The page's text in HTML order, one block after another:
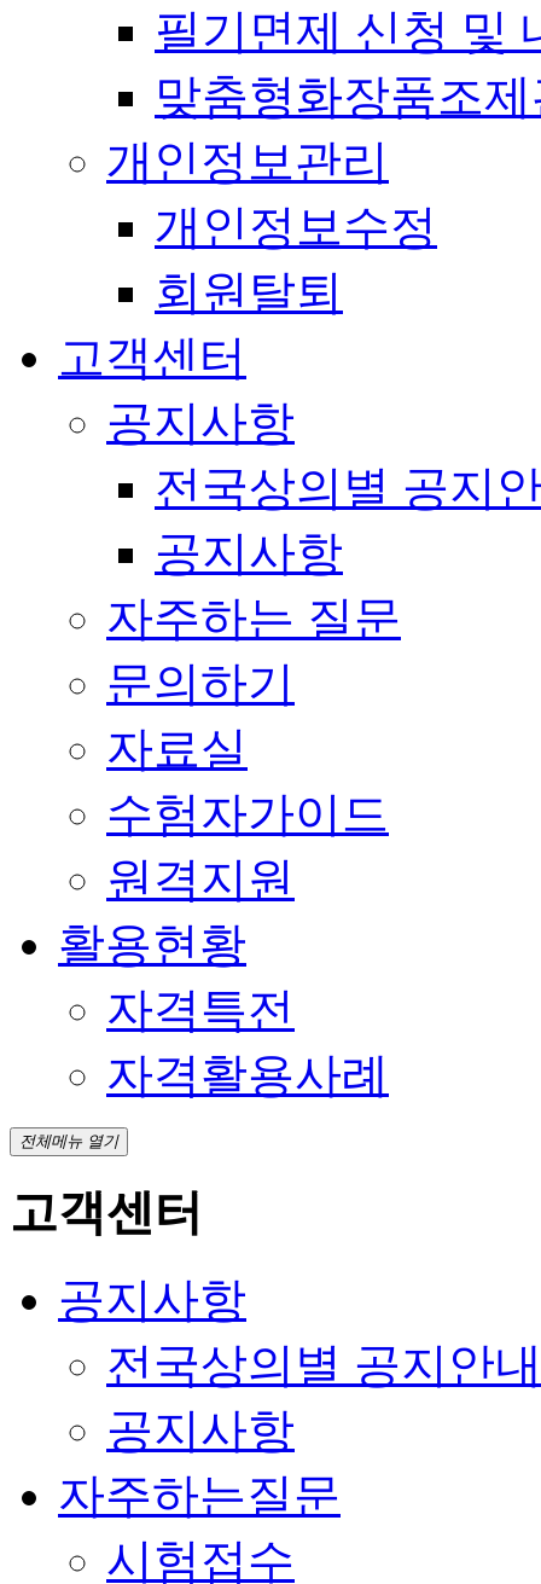
필기면제 신청 및
맞춤형화장품조
개인정보관리
개인정보수정
회원탈퇴
고객센터
공지사항
전국상의별 공지
공지사항
자주하는 질문
문의하기
자료실
수험자가이드
원격지원
활용현황
자격특전
자격활용사례
전체메뉴 열기
고객센터
공지사항
전국상의별 공지안내
공지사항
자주하는질문
시험접수